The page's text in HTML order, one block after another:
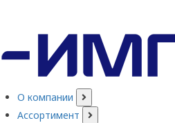
О компании
Ассортимент